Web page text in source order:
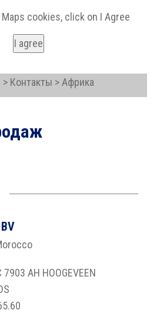
cookies, click on I Agree
I agree
Контакты > Африка
AH HOOGEVEEN